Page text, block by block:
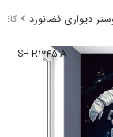
دیواری فضانورد
SH-R۱۲۴۵-A